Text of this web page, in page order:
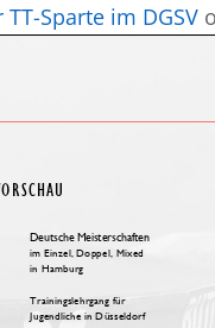
Sparte im DGSV